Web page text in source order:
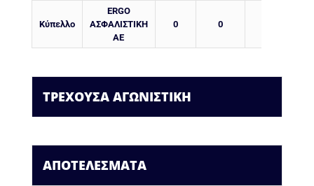
Κύπελλο
ERGO
ΑΣΦΑΛΙΣΤΙΚΗ
ΑΕ
0 0
ΤΡΕΧΟΥΣΑ ΑΓΩΝΙΣΤΙΚΗ
ΑΠΟΤΕΛΕΣΜΑΤΑ